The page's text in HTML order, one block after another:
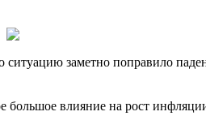
заметно поправило
большое влияние на рост